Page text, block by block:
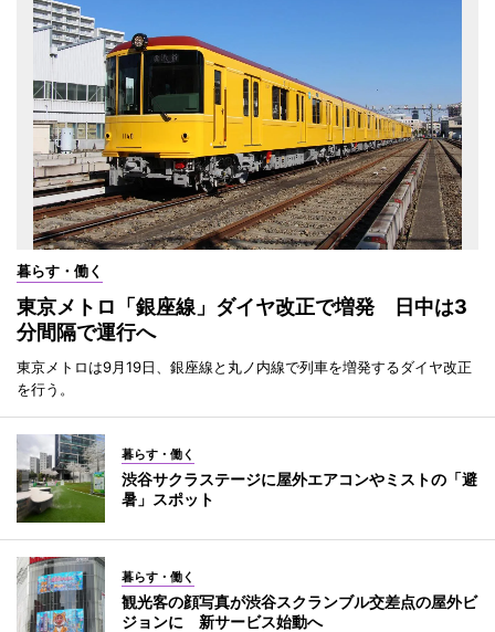
暮らす・働く
東京メトロ「銀座線」ダイヤ改正で増発 日中は3
分間隔で運行へ
東京メトロは9月19日、銀座線と丸ノ内線で列車を増発するダイヤ改正
を行う。
暮らす・働く
渋谷サクラステージに屋外エアコンやミストの「避
暑」スポット
暮らす・働く
観光客の顔写真が渋谷スクランブル交差点の屋外ビ
ジョンに 新サービス始動へ